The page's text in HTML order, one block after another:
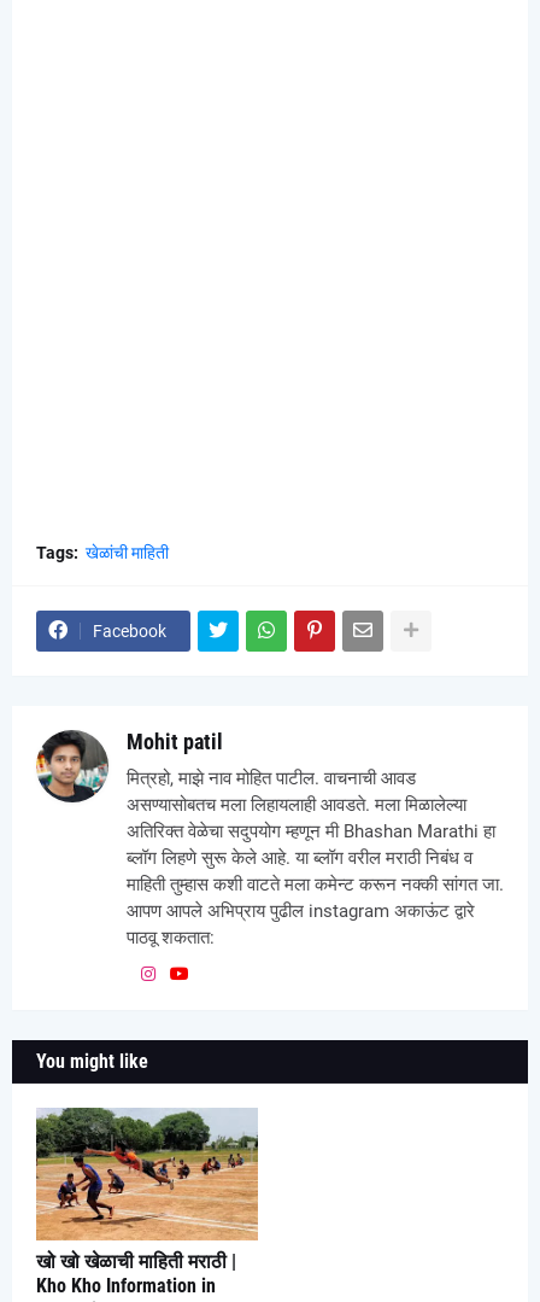
Tags: खेळांची माहिती
Facebook
Mohit patil
मित्रहो, माझे नाव मोहित पाटील. वाचनाची आवड
असण्यासोबतच मला लिहायलाही आवडते. मला मिळालेल्या
अतिरिक्त वेळेचा सदुपयोग म्हणून मी Bhashan Marathi हा
ब्लॉग लिहणे सुरू केले आहे. या ब्लॉग वरील मराठी निबंध व
माहिती तुम्हास कशी वाटते मला कमेन्ट करून नक्की सांगत जा.
आपण आपले अभिप्राय पुढील instagram अकाऊंट द्वारे
पाठवू शकतात:
You might like
खो खो खेळाची माहिती मराठी |
Kho Kho Information in